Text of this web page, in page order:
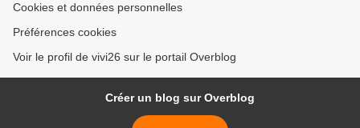
Cookies et données personnelles
Préférences cookies
Voir le profil de vivi26 sur le portail Overblog
Créer un blog sur Overblog